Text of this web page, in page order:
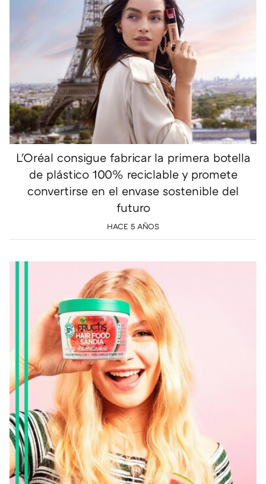
L'Oréal consigue fabricar la primera botella
de plástico 100% reciclable y promete
convertirse en el envase sostenible del
futuro
HACE 5 AÑOS